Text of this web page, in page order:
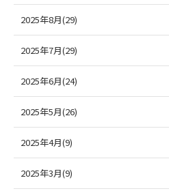
2025年8月(29)
2025年7月(29)
2025年6月(24)
2025年5月(26)
2025年4月(9)
2025年3月(9)